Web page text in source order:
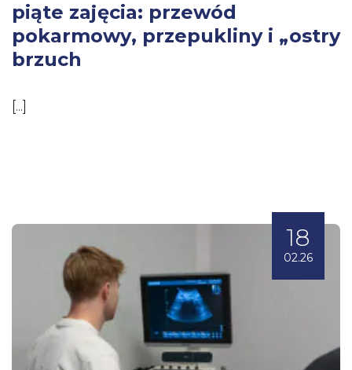
piąte zajęcia: przewód
pokarmowy, przepukliny i „ostry
brzuch
[...]
18
02.26